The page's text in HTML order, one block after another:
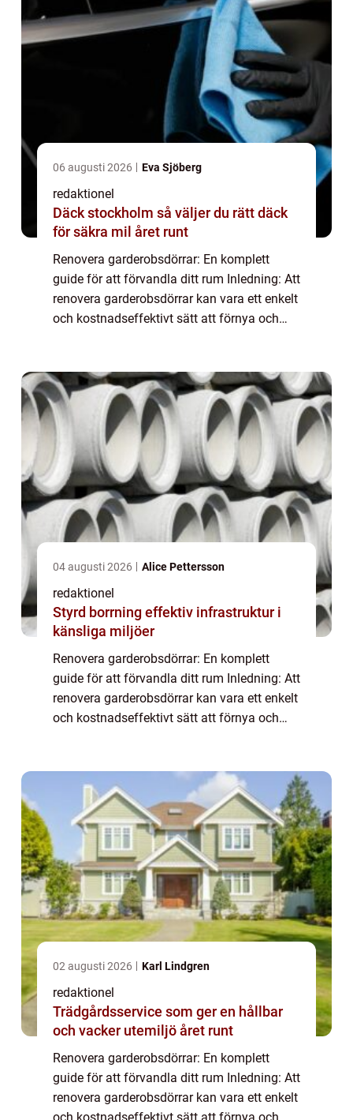
06 augusti 2026 Eva Sjöberg
redaktionel
Däck stockholm så väljer du rätt däck
för säkra mil året runt
Renovera garderobsdörrar: En komplett
guide för att förvandla ditt rum Inledning: Att
renovera garderobsdörrar kan vara ett enkelt
och kostnadseffektivt sätt att förnya och
04 augusti 2026 Alice Pettersson
redaktionel
Styrd borrning effektiv infrastruktur i
känsliga miljöer
Renovera garderobsdörrar: En komplett
guide för att förvandla ditt rum Inledning: Att
renovera garderobsdörrar kan vara ett enkelt
och kostnadseffektivt sätt att förnya och
02 augusti 2026 Karl Lindgren
redaktionel
Trädgårdsservice som ger en hållbar
och vacker utemiljö året runt
Renovera garderobsdörrar: En komplett
guide för att förvandla ditt rum Inledning: Att
renovera garderobsdörrar kan vara ett enkelt